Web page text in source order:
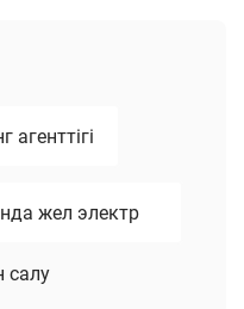
жел электр
салу